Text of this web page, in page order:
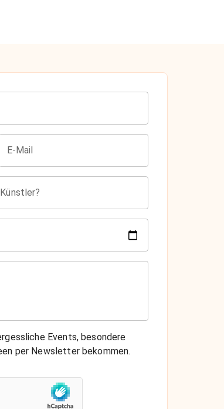
E-Mail
Events, besondere
per Newsletter bekommen.